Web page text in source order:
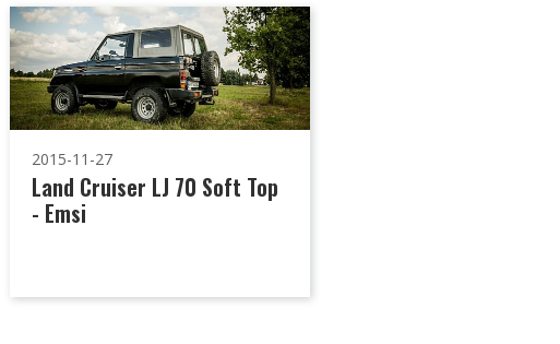
TESTY I PORADY
AUTA
SPORT
2015-11-27
Land Cruiser LJ 70 Soft Top
- Emsi